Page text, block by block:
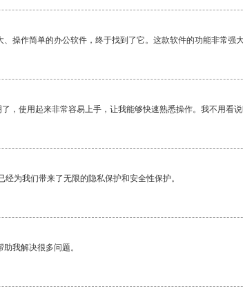
操作简单的办公软件，终于找到了它。这款软件的功能非常强
，使用起来非常容易上手，让我能够快速熟悉操作。我不用看
经为我们带来了无限的隐私保护和安全性保护。
我解决很多问题。